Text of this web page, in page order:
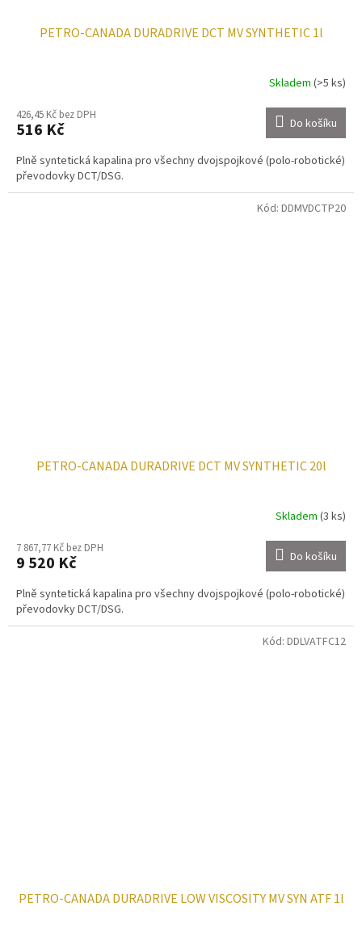
PETRO-CANADA DURADRIVE DCT MV SYNTHETIC 1l
Skladem (>5 ks)
426,45 Kč bez DPH
516 Kč Do košíku
Plně syntetická kapalina pro všechny dvojspojkové (polo-robotické)
převodovky DCT/DSG.
PETRO-CANADA DURADRIVE DCT MV SYNTHETIC 20l
Skladem (3 ks)
7 867,77 Kč bez DPH
9 520 Kč Do košíku
Plně syntetická kapalina pro všechny dvojspojkové (polo-robotické)
převodovky DCT/DSG.
Kód: DDMVDCTP20
PETRO-CANADA DURADRIVE LOW VISCOSITY MV SYN ATF 1l
Kód: DDLVATFC12